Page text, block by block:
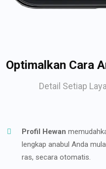
Optimalkan Cara
Detail Setiap
Profil Hewan
lengkap anabul Anda
ras, secara otomatis.